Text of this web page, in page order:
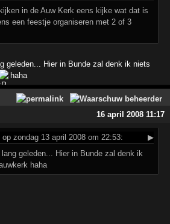
in de Auw Kerk eens kijke wat dat is
een feestje organiseren met 2 of 3
geleden... Hier in Bunde zal denk ik niets
haha
16 april 2008 11:17
zondag 13 april 2008 om 22:53:
▶
geleden... Hier in Bunde zal denk ik
haha